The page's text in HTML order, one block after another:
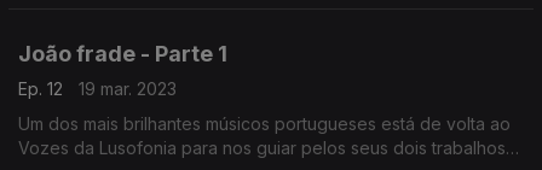
João frade - Parte 1
Ep. 12
19 mar. 2023
Um dos mais brilhantes músicos portugueses está de volta ao
Vozes da Lusofonia para nos guiar pelos seus dois trabalhos